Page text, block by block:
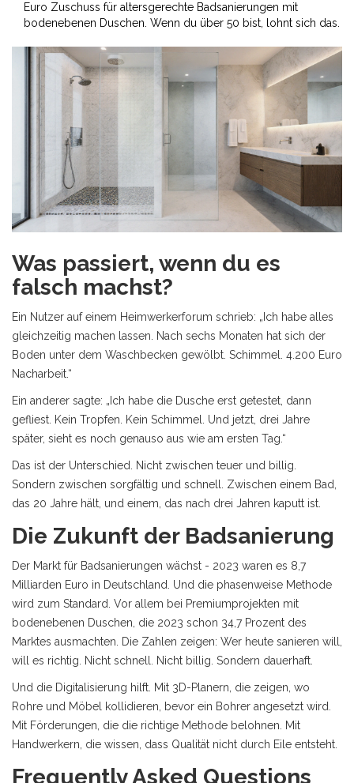
Euro Zuschuss für altersgerechte Badsanierungen mit
bodenebenen Duschen. Wenn du über 50 bist, lohnt sich das.
Was passiert, wenn du es
falsch machst?
Ein Nutzer auf einem Heimwerkerforum schrieb: „Ich habe alles
gleichzeitig machen lassen. Nach sechs Monaten hat sich der
Boden unter dem Waschbecken gewölbt. Schimmel. 4.200 Euro
Nacharbeit.“
Ein anderer sagte: „Ich habe die Dusche erst getestet, dann
gefliest. Kein Tropfen. Kein Schimmel. Und jetzt, drei Jahre
später, sieht es noch genauso aus wie am ersten Tag.“
Das ist der Unterschied. Nicht zwischen teuer und billig.
Sondern zwischen sorgfältig und schnell. Zwischen einem Bad,
das 20 Jahre hält, und einem, das nach drei Jahren kaputt ist.
Die Zukunft der Badsanierung
Der Markt für Badsanierungen wächst - 2023 waren es 8,7
Milliarden Euro in Deutschland. Und die phasenweise Methode
wird zum Standard. Vor allem bei Premiumprojekten mit
bodenebenen Duschen, die 2023 schon 34,7 Prozent des
Marktes ausmachten. Die Zahlen zeigen: Wer heute sanieren will,
will es richtig. Nicht schnell. Nicht billig. Sondern dauerhaft.
Und die Digitalisierung hilft. Mit 3D-Planern, die zeigen, wo
Rohre und Möbel kollidieren, bevor ein Bohrer angesetzt wird.
Mit Förderungen, die die richtige Methode belohnen. Mit
Handwerkern, die wissen, dass Qualität nicht durch Eile entsteht.
Frequently Asked Questions